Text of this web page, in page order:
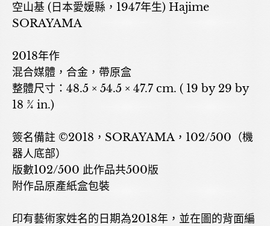
空山基 (日本愛媛縣，1947年生) Hajime
SORAYAMA
2018年作
混合媒體，合金，帶原盒
整體尺寸：48.5 × 54.5 × 47.7 cm. ( 19 by 29 by
18 ¾ in.)
簽名備註 ©2018，SORAYAMA，102/500（機
器人底部）
版數102/500 此作品共500版
附作品原產紙盒包裝
印有藝術家姓名的日期為2018年，並在圖的背面編